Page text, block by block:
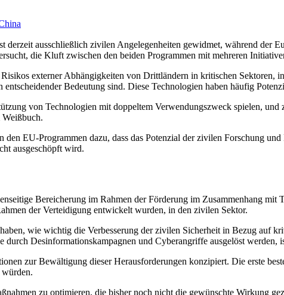
ausschließlich zivilen Angelegenheiten gewidmet, während der
die Kluft zwischen den beiden Programmen mit mehreren
externer Abhängigkeiten von Drittländern in kritischen Sektoren,
Bedeutung sind. Diese Technologien haben häufig
von Technologien mit doppeltem Verwendungszweck spielen,
EU-Programmen dazu, dass das Potenzial der zivilen Forschung
ausgeschöpft wird.
Bereicherung im Rahmen der Förderung im Zusammenhang
der Verteidigung entwickelt wurden, in den zivilen Sektor.
wie wichtig die Verbesserung der zivilen Sicherheit in Bezug auf
Desinformationskampagnen und Cyberangriffe ausgelöst werden,
zur Bewältigung dieser Herausforderungen konzipiert. Die erste
zu optimieren, die bisher noch nicht die gewünschte Wirkung